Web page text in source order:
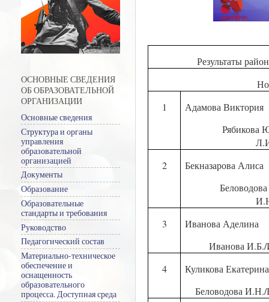
Результаты
1
Адамова Виктория
Рябикова
2
Бекназарова Алиса
3
Иванова Аделина
Иванова
4
Куликова Екатерина
Беловодова
ОСНОВНЫЕ СВЕДЕНИЯ
ОБ ОБРАЗОВАТЕЛЬНОЙ
ОРГАНИЗАЦИИ
Основные сведения
Структура и органы
управления
образовательной
организацией
Документы
Образование
Образовательные
стандарты и требования
Руководство
Педагогический состав
Материально-техническое
обеспечение и
оснащенность
образовательного
процесса. Доступная среда